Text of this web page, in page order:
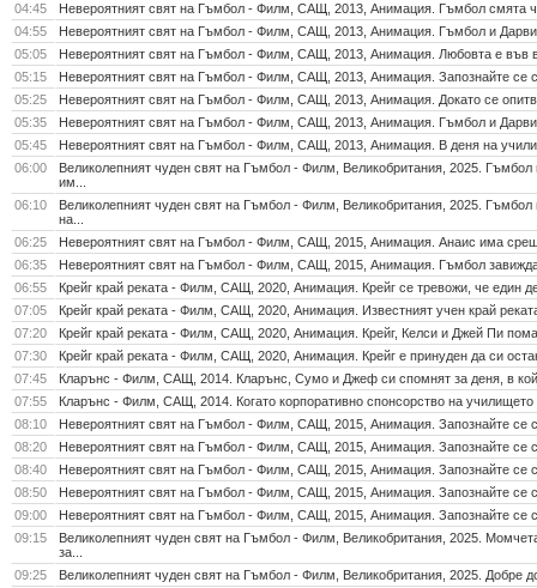
04:45
Невероятният свят на Гъмбол - Филм, САЩ, 2013, Анимация. Гъмбол смята
04:55
Невероятният свят на Гъмбол - Филм, САЩ, 2013, Анимация. Гъмбол и
05:05
Невероятният свят на Гъмбол - Филм, САЩ, 2013, Анимация. Любовта е във
05:15
Невероятният свят на Гъмбол - Филм, САЩ, 2013, Анимация. Запознайте се
05:25
Невероятният свят на Гъмбол - Филм, САЩ, 2013, Анимация. Докато се
05:35
Невероятният свят на Гъмбол - Филм, САЩ, 2013, Анимация. Гъмбол и
05:45
Невероятният свят на Гъмбол - Филм, САЩ, 2013, Анимация. В деня на
06:00
Великолепният чуден свят на Гъмбол - Филм, Великобритания, 2025.
им...
06:10
Великолепният чуден свят на Гъмбол - Филм, Великобритания, 2025.
на...
06:25
Невероятният свят на Гъмбол - Филм, САЩ, 2015, Анимация. Анаис има
06:35
Невероятният свят на Гъмбол - Филм, САЩ, 2015, Анимация. Гъмбол
06:55
Крейг край реката - Филм, САЩ, 2020, Анимация. Крейг се тревожи, че един
07:05
Крейг край реката - Филм, САЩ, 2020, Анимация. Известният учен край
07:20
Крейг край реката - Филм, САЩ, 2020, Анимация. Крейг, Келси и Джей Пи
07:30
Крейг край реката - Филм, САЩ, 2020, Анимация. Крейг е принуден да си
07:45
Кларънс - Филм, САЩ, 2014. Кларънс, Сумо и Джеф си спомнят за деня, в
07:55
Кларънс - Филм, САЩ, 2014. Когато корпоративно спонсорство на училището
08:10
Невероятният свят на Гъмбол - Филм, САЩ, 2015, Анимация. Запознайте се
08:20
Невероятният свят на Гъмбол - Филм, САЩ, 2015, Анимация. Запознайте се
08:40
Невероятният свят на Гъмбол - Филм, САЩ, 2015, Анимация. Запознайте се
08:50
Невероятният свят на Гъмбол - Филм, САЩ, 2015, Анимация. Запознайте се
09:00
Невероятният свят на Гъмбол - Филм, САЩ, 2015, Анимация. Запознайте се
09:15
Великолепният чуден свят на Гъмбол - Филм, Великобритания, 2025.
за...
09:25
Великолепният чуден свят на Гъмбол - Филм, Великобритания, 2025. Добре